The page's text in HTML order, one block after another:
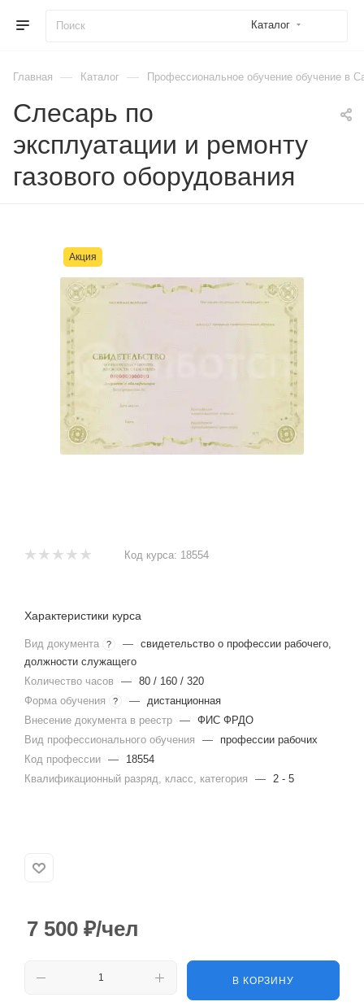
Каталог
Главная — Каталог — Профессиональное обучение обучение в
Слесарь по
эксплуатации и ремонту
газового оборудования
Акция
Код курса: 18554
Характеристики курса
Вид документа ? — свидетельство о профессии рабочего,
должности служащего
Количество часов
— 80 / 160 / 320
Форма обучения
? —
дистанционная
Внесение документа в реестр — ФИС ФРДО
Вид профессионального обучения
—
профессии рабочих
Код профессии —
18554
Квалификационный разряд, класс, категория
— 2 - 5
7 500 ₽/чел
В КОРЗИНУ